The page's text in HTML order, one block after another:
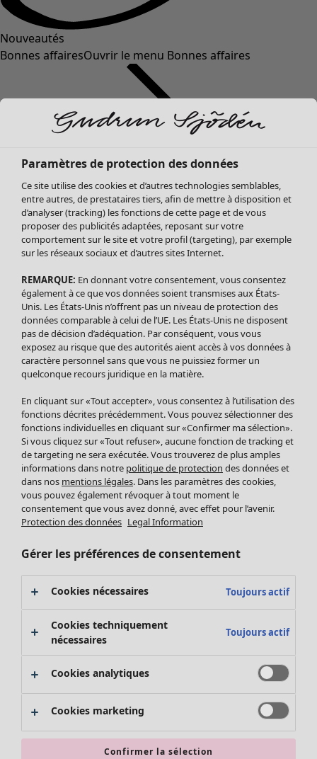
Nouveautés
Bonnes affairesOuvrir le menu Bonnes affaires
Soldes Vêtements
Tous les vêtements
Robes
Tuniques
Blouses
Tops
Gilets
Pantalon
Jupes
Leggings et collants
Accessoires
Chaussures
Vêtements de bain
Basics
Soldes Mobilier
Bonnes affaires déco
Décoration
Textiles
Tapis
Éponge
Promos SOLDES
Les promos de Gudrun Sjödén
Nouvel arrivage
Bonnes affaires en soldes - jusqu'à -70
Paramètres de protection des données
Ce site utilise des cookies et d’autres technologies semblables,
entre autres, de prestataires tiers, afin de mettre à disposition et
d’analyser (tracking) les fonctions de cette page et de vous
proposer des publicités adaptées, reposant sur votre
comportement sur le site et votre profil (targeting), par exemple
sur les réseaux sociaux et d’autres sites Internet.
REMARQUE: En donnant votre consentement, vous consentez
également à ce que vos données soient transmises aux États-
Unis. Les États-Unis n’offrent pas un niveau de protection des
données comparable à celui de l’UE. Les États-Unis ne disposent
pas de décision d’adéquation. Par conséquent, vous vous
exposez au risque que des autorités aient accès à vos données à
caractère personnel sans que vous ne puissiez former un
quelconque recours juridique en la matière.
En cliquant sur «Tout accepter», vous consentez à l’utilisation des
fonctions décrites précédemment. Vous pouvez sélectionner des
fonctions individuelles en cliquant sur «Confirmer ma sélection».
Si vous cliquez sur «Tout refuser», aucune fonction de tracking et
de targeting ne sera exécutée. Vous trouverez de plus amples
informations dans notre politique de protection des données et
dans nos mentions légales. Dans les paramètres des cookies,
vous pouvez également révoquer à tout moment le
consentement que vous avez donné, avec effet pour l’avenir.
Protection des données Legal Information
Gérer les préférences de consentement
Cookies nécessaires Toujours actif
Cookies techniquement
nécessaires
Toujours actif
Cookies analytiques
Cookies marketing
Confirmer la sélection